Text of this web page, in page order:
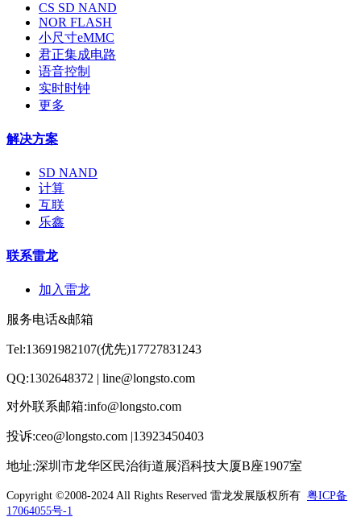
CS SD NAND
NOR FLASH
小尺寸eMMC
君正集成电路
语音控制
实时时钟
更多
解决方案
SD NAND
计算
互联
乐鑫
联系雷龙
加入雷龙
服务电话&邮箱
Tel:13691982107(优先)17727831243
QQ:1302648372 | line@longsto.com
对外联系邮箱:info@longsto.com
投诉:ceo@longsto.com |13923450403
地址:深圳市龙华区民治街道展滔科技大厦B座1907室
Copyright ©2008-2024 All Rights Reserved 雷龙发展版权所有 粤ICP备
17064055号-1